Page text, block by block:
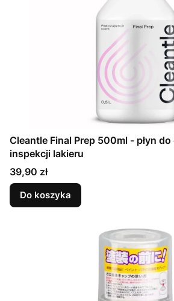
Cleantle Final Prep 500ml - płyn
inspekcji lakieru
Cena
39,90 zł
Do koszyka